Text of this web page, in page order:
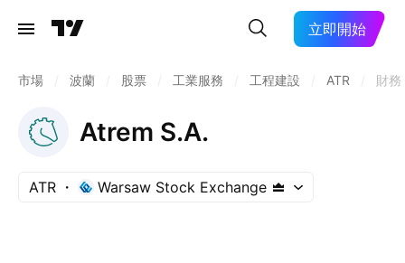
立即開始
市場 波蘭 股票 工業服務 工程建設 ATR 財務
Atrem S.A.
ATR Warsaw Stock Exchange